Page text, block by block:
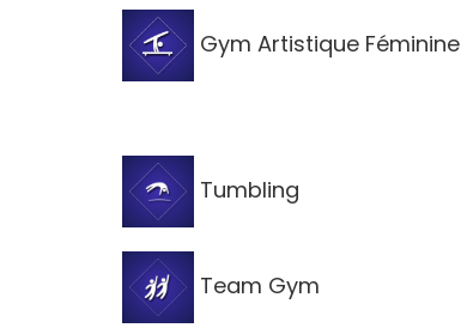
Gym Artistique Féminine
Tumbling
Team Gym